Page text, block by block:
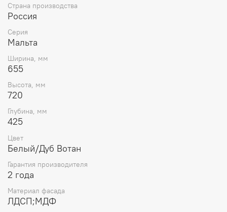
Страна производства
Россия
Серия
Мальта
Ширина, мм
655
Высота, мм
720
Глубина, мм
425
Цвет
Белый/Дуб Вотан
Гарантия производителя
2 года
Материал фасада
ЛДСП;МДФ